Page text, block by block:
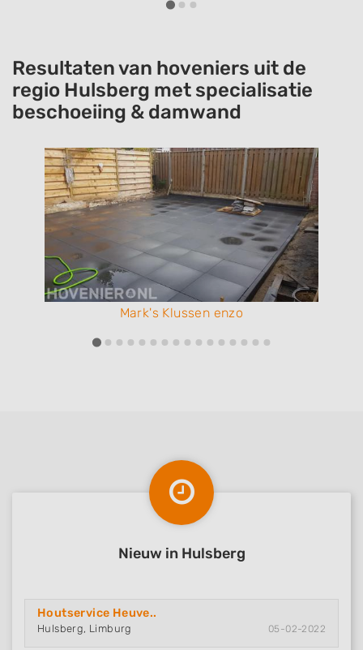
Resultaten van hoveniers uit de
regio Hulsberg met specialisatie
beschoeiing & damwand
Mark's Klussen enzo
Nieuw in Hulsberg
Houtservice Heuve..
Hulsberg, Limburg 05-02-2022